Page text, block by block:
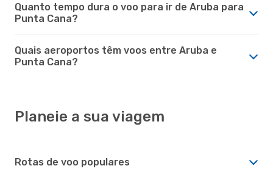
Quanto tempo dura o voo para ir de Aruba para
Punta Cana?
Quais aeroportos têm voos entre Aruba e
Punta Cana?
Planeie a sua viagem
Rotas de voo populares